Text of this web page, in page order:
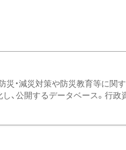
・減災対策や防災教育等に関
、公開するデータベース。行政